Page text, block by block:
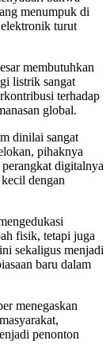
menumpuk di
turut
membutuhkan
listrik sangat
terhadap
global.
dinilai sangat
pihaknya
digitalnya
dengan
fisik, tetapi juga
sekaligus menjadi
baru dalam
menegaskan
penonton